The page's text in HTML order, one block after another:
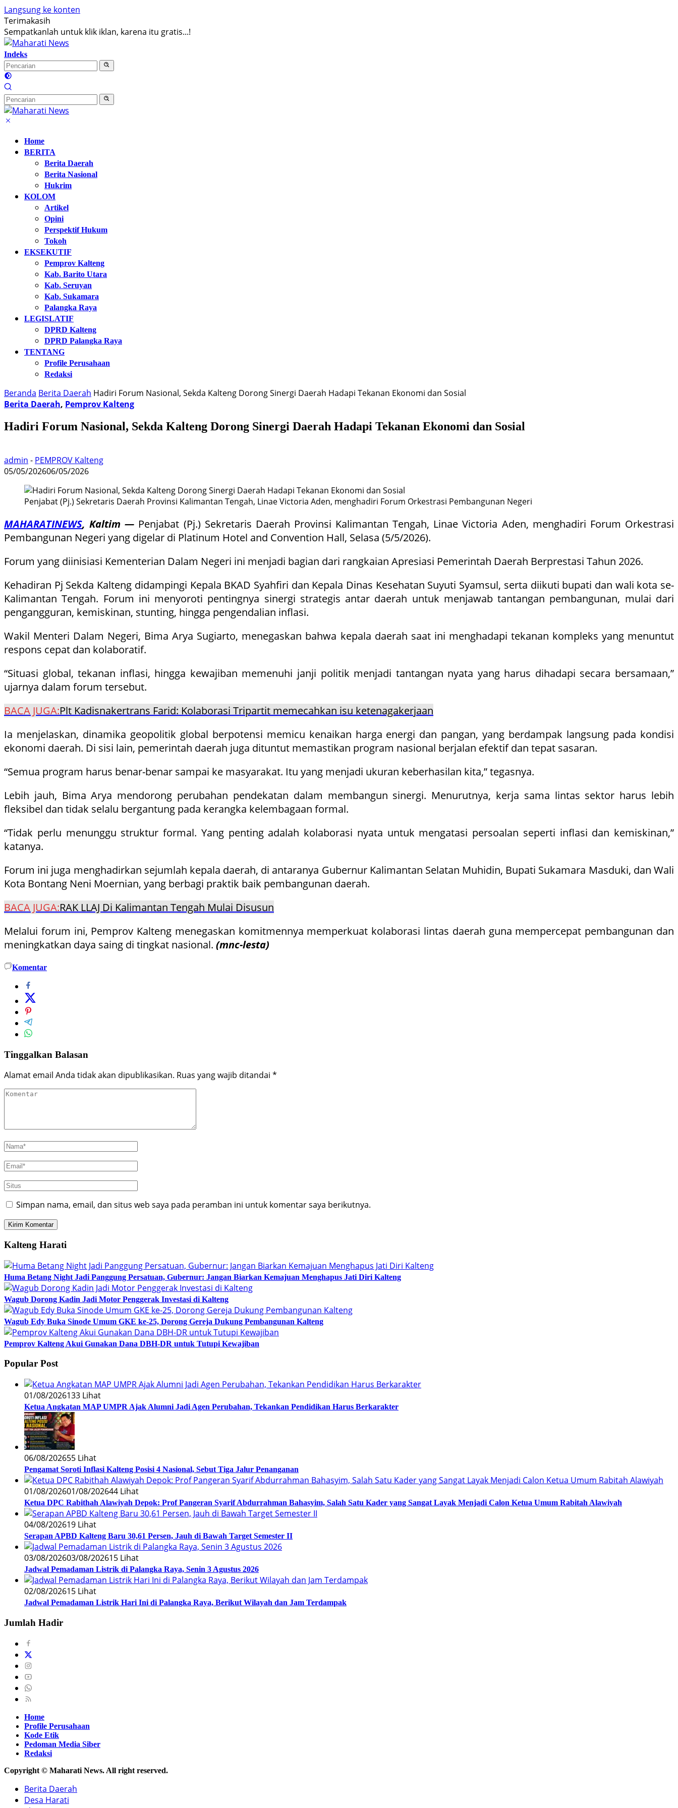
Langsung ke konten
Terimakasih
Sempatkanlah untuk klik iklan, karena itu gratis...!
Indeks
Home
BERITA
Berita Daerah
Berita Nasional
Hukrim
KOLOM
Artikel
Opini
Perspektif Hukum
Tokoh
EKSEKUTIF
Pemprov Kalteng
Kab. Barito Utara
Kab. Seruyan
Kab. Sukamara
Palangka Raya
LEGISLATIF
DPRD Kalteng
DPRD Palangka Raya
TENTANG
Profile Perusahaan
Redaksi
Beranda Berita Daerah Hadiri Forum Nasional, Sekda Kalteng Dorong Sinergi Daerah Hadapi Tekanan Ekonomi dan Sosial
Berita Daerah, Pemprov Kalteng
Hadiri Forum Nasional, Sekda Kalteng Dorong Sinergi Daerah Hadapi Tekanan Ekonomi dan Sosial
admin - PEMPROV Kalteng
05/05/202606/05/2026
Penjabat (Pj.) Sekretaris Daerah Provinsi Kalimantan Tengah, Linae Victoria Aden, menghadiri Forum Orkestrasi Pembangunan Negeri
MAHARATINEWS, Kaltim — Penjabat (Pj.) Sekretaris Daerah Provinsi Kalimantan Tengah, Linae Victoria Aden, menghadiri Forum Orkestrasi
Pembangunan Negeri yang digelar di Platinum Hotel and Convention Hall, Selasa (5/5/2026).
Forum yang diinisiasi Kementerian Dalam Negeri ini menjadi bagian dari rangkaian Apresiasi Pemerintah Daerah Berprestasi Tahun 2026.
Kehadiran Pj Sekda Kalteng didampingi Kepala BKAD Syahfiri dan Kepala Dinas Kesehatan Suyuti Syamsul, serta diikuti bupati dan wali kota se-
Kalimantan Tengah. Forum ini menyoroti pentingnya sinergi strategis antar daerah untuk menjawab tantangan pembangunan, mulai dari
pengangguran, kemiskinan, stunting, hingga pengendalian inflasi.
Wakil Menteri Dalam Negeri, Bima Arya Sugiarto, menegaskan bahwa kepala daerah saat ini menghadapi tekanan kompleks yang menuntut
respons cepat dan kolaboratif.
“Situasi global, tekanan inflasi, hingga kewajiban memenuhi janji politik menjadi tantangan nyata yang harus dihadapi secara bersamaan,”
ujarnya dalam forum tersebut.
BACA JUGA:Plt Kadisnakertrans Farid: Kolaborasi Tripartit memecahkan isu ketenagakerjaan
Ia menjelaskan, dinamika geopolitik global berpotensi memicu kenaikan harga energi dan pangan, yang berdampak langsung pada kondisi
ekonomi daerah. Di sisi lain, pemerintah daerah juga dituntut memastikan program nasional berjalan efektif dan tepat sasaran.
“Semua program harus benar-benar sampai ke masyarakat. Itu yang menjadi ukuran keberhasilan kita,” tegasnya.
Lebih jauh, Bima Arya mendorong perubahan pendekatan dalam membangun sinergi. Menurutnya, kerja sama lintas sektor harus lebih
fleksibel dan tidak selalu bergantung pada kerangka kelembagaan formal.
“Tidak perlu menunggu struktur formal. Yang penting adalah kolaborasi nyata untuk mengatasi persoalan seperti inflasi dan kemiskinan,”
katanya.
Forum ini juga menghadirkan sejumlah kepala daerah, di antaranya Gubernur Kalimantan Selatan Muhidin, Bupati Sukamara Masduki, dan Wali
Kota Bontang Neni Moernian, yang berbagi praktik baik pembangunan daerah.
BACA JUGA:RAK LLAJ Di Kalimantan Tengah Mulai Disusun
Melalui forum ini, Pemprov Kalteng menegaskan komitmennya memperkuat kolaborasi lintas daerah guna mempercepat pembangunan dan
meningkatkan daya saing di tingkat nasional. (mnc-lesta)
Komentar
Tinggalkan Balasan
Alamat email Anda tidak akan dipublikasikan. Ruas yang wajib ditandai *
Simpan nama, email, dan situs web saya pada peramban ini untuk komentar saya berikutnya.
Kalteng Harati
Huma Betang Night Jadi Panggung Persatuan, Gubernur: Jangan Biarkan Kemajuan Menghapus Jati Diri Kalteng
Wagub Dorong Kadin Jadi Motor Penggerak Investasi di Kalteng
Wagub Edy Buka Sinode Umum GKE ke-25, Dorong Gereja Dukung Pembangunan Kalteng
Pemprov Kalteng Akui Gunakan Dana DBH-DR untuk Tutupi Kewajiban
Popular Post
01/08/2026133 Lihat
Ketua Angkatan MAP UMPR Ajak Alumni Jadi Agen Perubahan, Tekankan Pendidikan Harus Berkarakter
06/08/202655 Lihat
Pengamat Soroti Inflasi Kalteng Posisi 4 Nasional, Sebut Tiga Jalur Penanganan
01/08/202601/08/202644 Lihat
Ketua DPC Rabithah Alawiyah Depok: Prof Pangeran Syarif Abdurrahman Bahasyim, Salah Satu Kader yang Sangat Layak Menjadi Calon Ketua Umum Rabitah Alawiyah
04/08/202619 Lihat
Serapan APBD Kalteng Baru 30,61 Persen, Jauh di Bawah Target Semester II
03/08/202603/08/202615 Lihat
Jadwal Pemadaman Listrik di Palangka Raya, Senin 3 Agustus 2026
02/08/202615 Lihat
Jadwal Pemadaman Listrik Hari Ini di Palangka Raya, Berikut Wilayah dan Jam Terdampak
Jumlah Hadir
Home
Profile Perusahaan
Kode Etik
Pedoman Media Siber
Redaksi
Copyright © Maharati News. All right reserved.
Berita Daerah
Desa Harati